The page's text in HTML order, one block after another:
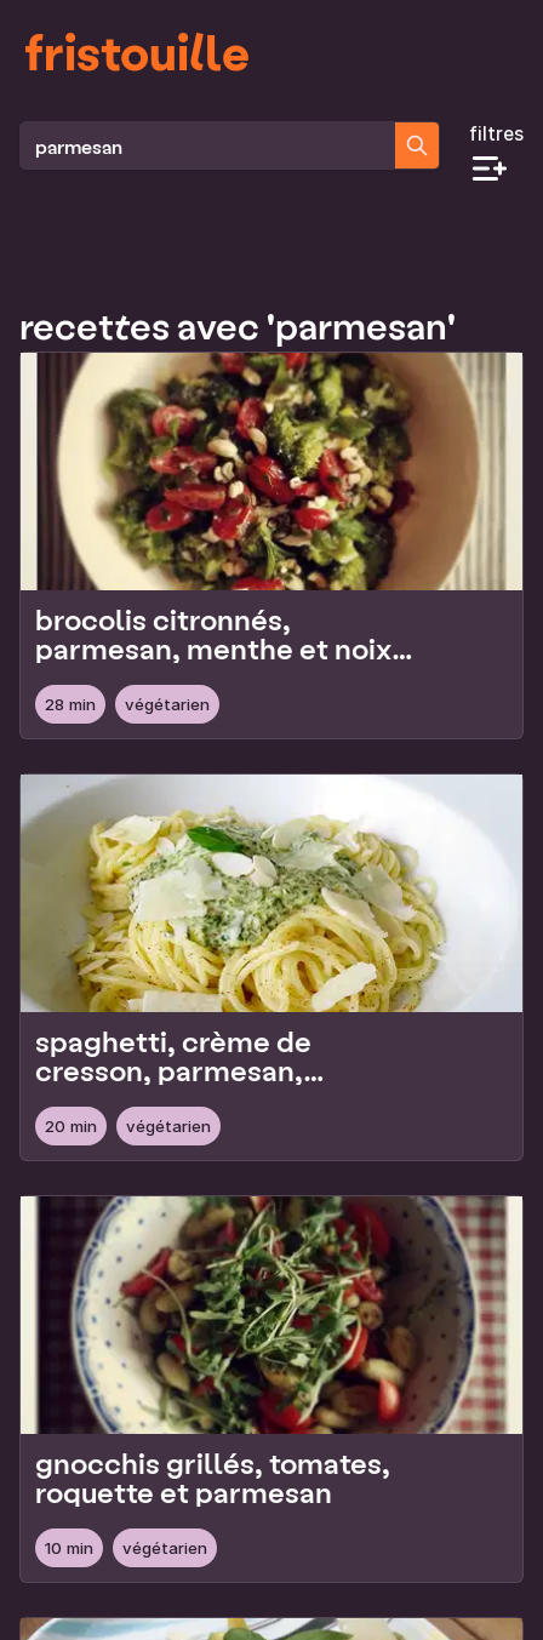
fristouille
filtres
recettes avec 'parmesan'
Liste des recettes qui correspondent à ta recherche
brocolis citronnés,
parmesan, menthe et noix
de cajou
28 min végétarien
spaghetti, crème de
cresson, parmesan,
amandes
20 min végétarien
gnocchis grillés, tomates,
roquette et parmesan
10 min végétarien